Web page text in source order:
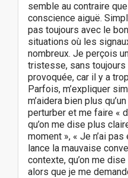
semble au contraire
conscience aiguë.
pas toujours avec le
situations où les
nombreux. Je perçois
tristesse, sans toujours
provoquée, car il y a
Parfois, m’expliquer
m’aidera bien plus
perturber et me faire «
qu’on me dise plus
moment », « Je n’ai
lance la mauvaise
contexte, qu’on me
alors que je me